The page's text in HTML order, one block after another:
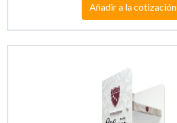
Añadir a la cotización